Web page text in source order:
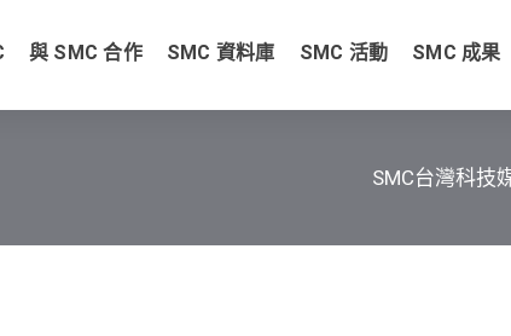
與 SMC 合作 SMC 資料庫 SMC 活動 SMC 成果
SMC台灣科技